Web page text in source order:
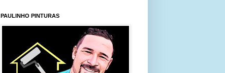
PAULINHO PINTURAS